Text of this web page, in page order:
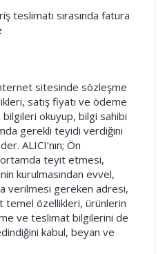
teslimatı sırasında fatura
sitesinde sözleşme
satış fiyatı ve ödeme
okuyup, bilgi sahibi
gerekli teyidi verdiğini
ALICI’nın; Ön
teyit etmesi,
kurulmasından evvel,
verilmesi gereken adresi,
temel özellikleri, ürünlerin
ve teslimat bilgilerini de
kabul, beyan ve